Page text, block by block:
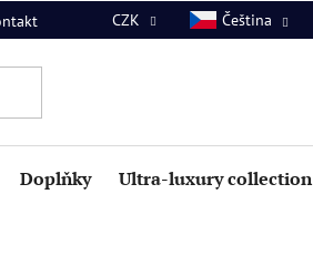
CZK Čeština
Doplňky Ultra-luxury collection